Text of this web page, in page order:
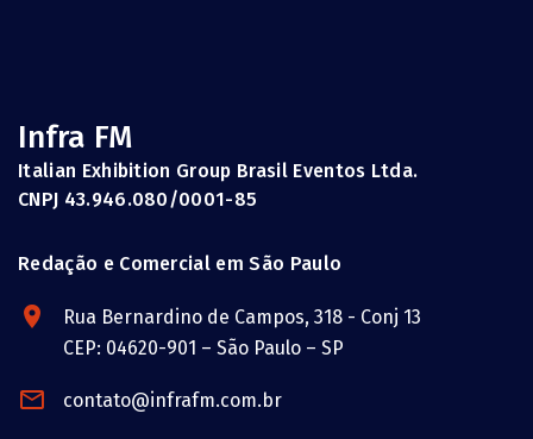
Infra FM
Italian Exhibition Group Brasil Eventos Ltda.
CNPJ 43.946.080/0001-85
Redação e Comercial em São Paulo
Rua Bernardino de Campos, 318 - Conj 13
CEP: 04620-901 – São Paulo – SP
contato@infrafm.com.br